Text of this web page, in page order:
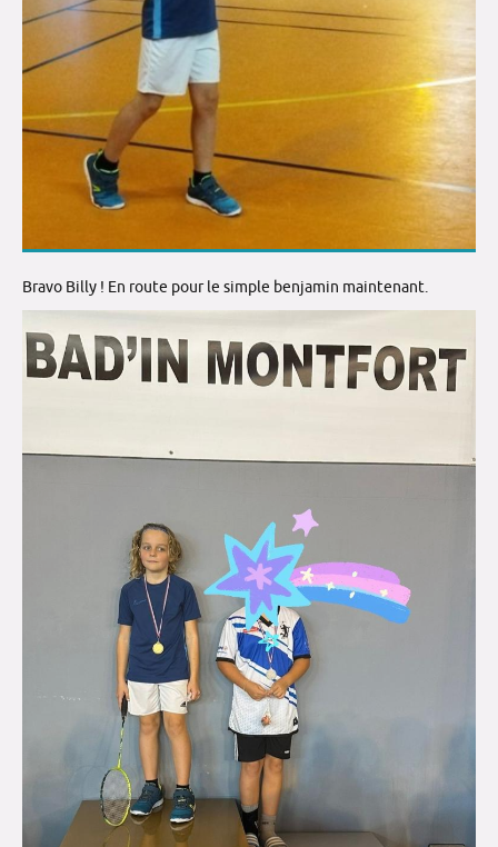
Bravo Billy ! En route pour le simple benjamin maintenant.